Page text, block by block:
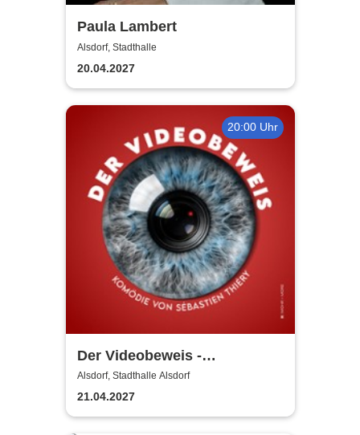
Paula Lambert
Alsdorf, Stadthalle
20.04.2027
20:00 Uhr
Der Videobeweis -
Grenzlandtheater Aachen
Alsdorf, Stadthalle Alsdorf
21.04.2027